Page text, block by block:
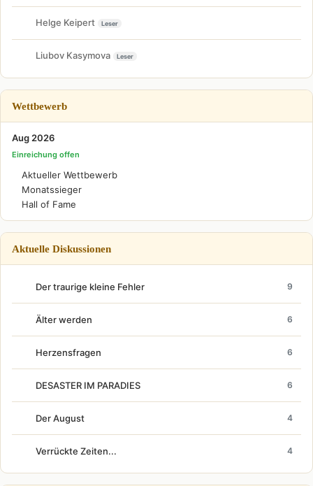
Helge Keipert Leser
Liubov Kasymova Leser
Wettbewerb
Aug 2026
Einreichung offen
Aktueller Wettbewerb
Monatssieger
Hall of Fame
Aktuelle Diskussionen
Der traurige kleine Fehler 9
Älter werden 6
Herzensfragen 6
DESASTER IM PARADIES 6
Der August 4
Verrückte Zeiten... 4